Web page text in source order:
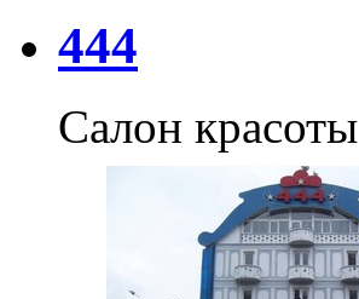
444
Салон красоты